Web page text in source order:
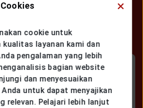
Dekat Generali
INDONESIA
cookie untuk
kualitas layanan kami dan
pengalaman yang lebih
bagian website
dan menyesuaikan
untuk dapat menyajikan
relevan. Pelajari lebih lanjut